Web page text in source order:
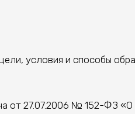
условия и способы
от 27.07.2006 № 152-ФЗ «О